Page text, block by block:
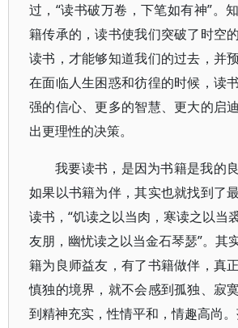
过，“读书破万卷，下笔如有神”。
籍传承的，读书使我们突破了时空
读书，才能够知道我们的过去，并
在面临人生困惑和彷徨的时候，读
强的信心、更多的智慧、更大的启
出更理性的决策。
我要读书，是因为书籍是我的
如果以书籍为伴，其实也就找到了
读书，“饥读之以当肉，寒读之以当
友朋，幽忧读之以当金石琴瑟”。其
籍为良师益友，有了书籍做伴，真
慎独的境界，就不会感到孤独、寂
到精神充实，性情平和，情趣高尚